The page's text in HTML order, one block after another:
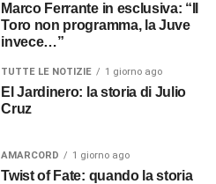
Marco Ferrante in esclusiva: “Il
Toro non programma, la Juve
invece…”
TUTTE LE NOTIZIE 1 giorno ago
El Jardinero: la storia di Julio
Cruz
AMARCORD 1 giorno ago
Twist of Fate: quando la storia